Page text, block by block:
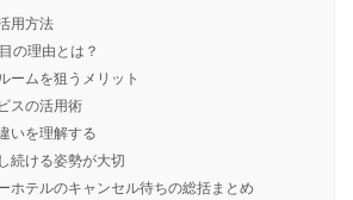
用方法
の理由とは？
ームを狙うメリット
スの活用術
いを理解する
続ける姿勢が大切
ホテルのキャンセル待ちの総括まとめ